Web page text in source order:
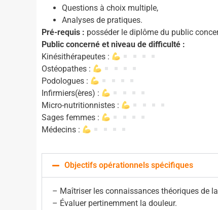
Questions à choix multiple,
Analyses de pratiques.
Pré-requis : posséder le diplôme du public
Public concerné et niveau de difficulté :
Kinésithérapeutes :
Ostéopathes :
Podologues :
Infirmiers(ères) :
Micro-nutritionnistes :
Sages femmes :
Médecins :
Objectifs opérationnels spécifiques
– Maîtriser les connaissances théoriques de
– Évaluer pertinemment la douleur.